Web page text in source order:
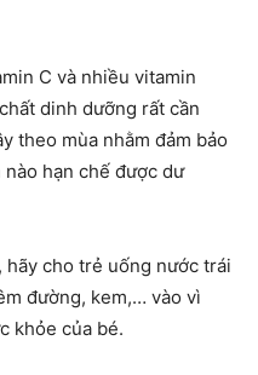
C và nhiều vitamin
dinh dưỡng rất cần
theo mùa nhằm đảm bảo
hạn chế được dư
hãy cho trẻ uống nước trái
đường, kem,… vào vì
khỏe của bé.